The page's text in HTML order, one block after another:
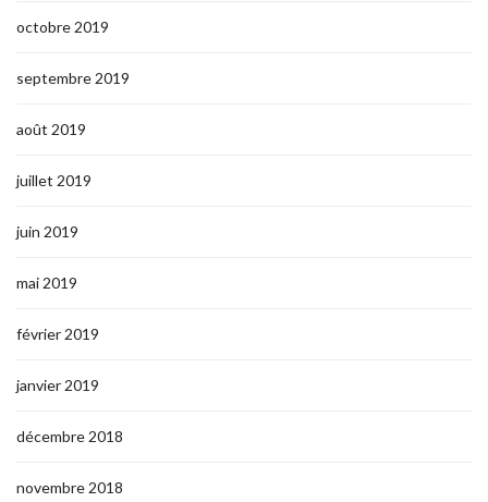
octobre 2019
septembre 2019
août 2019
juillet 2019
juin 2019
mai 2019
février 2019
janvier 2019
décembre 2018
novembre 2018